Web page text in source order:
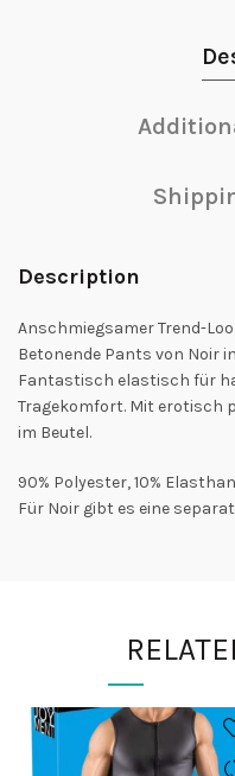
Description
Anschmiegsamer Trend-
Betonende Pants von Noir
Fantastisch elastisch für
Tragekomfort. Mit erotisch
im Beutel.
90% Polyester, 10%
Für Noir gibt es eine